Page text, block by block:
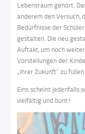
Lebensraum gehört.
anderem den Versuch,
Bedürfnisse der
gestalten. Die neu
Auftakt, um noch
Vorstellungen der
„ihrer Zukunft“ zu füllen.
Eins scheint jedenfalls
vielfältig und bunt!